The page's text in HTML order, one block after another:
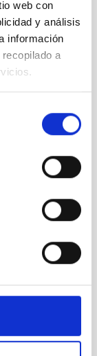
web con
y análisis
información
a